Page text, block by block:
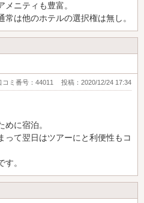
しても、繋がらず。何10回も
言われてもですよ。
スマホも使えない。
でした。
ける部屋数にするとかして欲し
？っていうぐらいちゃんと約束
メニティも豊富。
は他のホテルの選択権は無し。
うち4
コミ番号：44011 投稿：2020/12/24 17:34
に宿泊。
って翌日はツアーにと利便性もコ
。